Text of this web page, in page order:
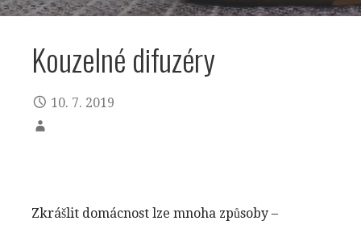
Kouzelné difuzéry
10. 7. 2019
Zkrášlit domácnost lze mnoha způsoby –